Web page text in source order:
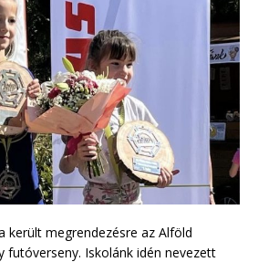
került megrendezésre az Alföld
futóverseny. Iskolánk idén nevezett